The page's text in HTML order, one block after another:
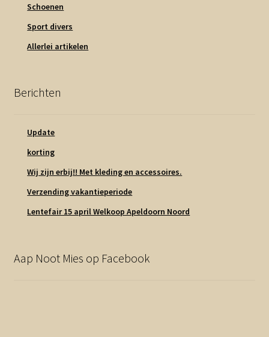
Schoenen
Sport divers
Allerlei artikelen
Berichten
Update
korting
Wij zijn erbij!! Met kleding en accessoires.
Verzending vakantieperiode
Lentefair 15 april Welkoop Apeldoorn Noord
Aap Noot Mies op Facebook